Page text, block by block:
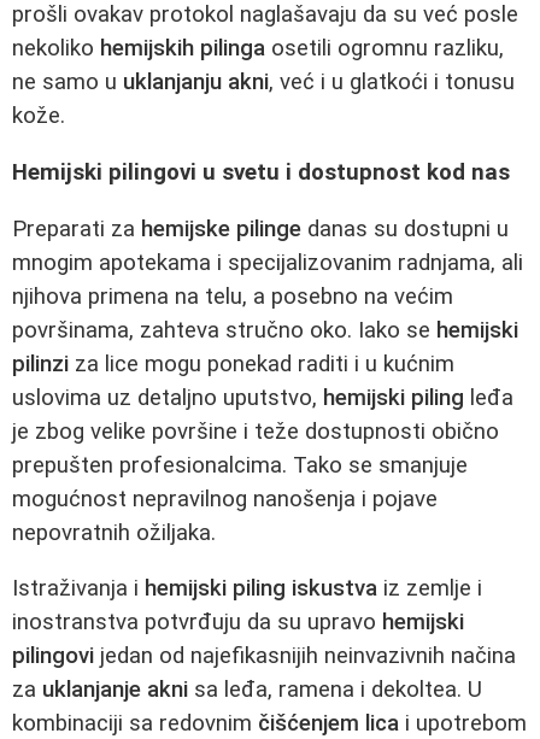
prošli ovakav protokol naglašavaju da su već posle
nekoliko hemijskih pilinga osetili ogromnu razliku,
ne samo u uklanjanju akni, već i u glatkoći i tonusu
kože.
Hemijski pilingovi u svetu i dostupnost kod nas
Preparati za hemijske pilinge danas su dostupni u
mnogim apotekama i specijalizovanim radnjama, ali
njihova primena na telu, a posebno na većim
površinama, zahteva stručno oko. Iako se hemijski
pilinzi za lice mogu ponekad raditi i u kućnim
uslovima uz detaljno uputstvo, hemijski piling leđa
je zbog velike površine i teže dostupnosti obično
prepušten profesionalcima. Tako se smanjuje
mogućnost nepravilnog nanošenja i pojave
nepovratnih ožiljaka.
Istraživanja i hemijski piling iskustva iz zemlje i
inostranstva potvrđuju da su upravo hemijski
pilingovi jedan od najefikasnijih neinvazivnih načina
za uklanjanje akni sa leđa, ramena i dekoltea. U
kombinaciji sa redovnim čišćenjem lica i upotrebom